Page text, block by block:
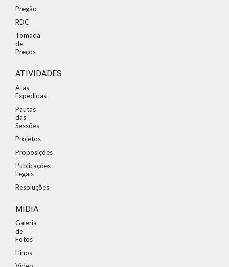
Pregão
RDC
Tomada
de
Preços
ATIVIDADES
Atas
Expedidas
Pautas
das
Sessões
Projetos
Proposições
Publicações
Legais
Resoluções
MÍDIA
Galeria
de
Fotos
Hinos